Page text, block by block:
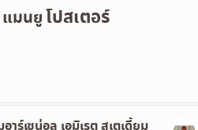
แมนยูโปสเตอร์
ร์เซน่อล เอมิเรต สเตเดี้ยม